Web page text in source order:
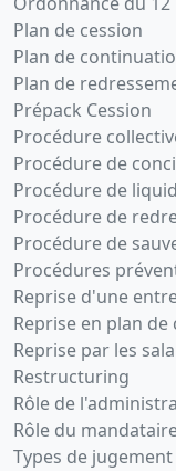
Plan de cession
Plan de
Plan de
Prépack Cession
Procédure
Procédure de
Procédure de
Procédure de
Procédure de
Procédures
Reprise d'une
Reprise en plan de
Reprise par les
Restructuring
Rôle de
Rôle du
Types de jugement